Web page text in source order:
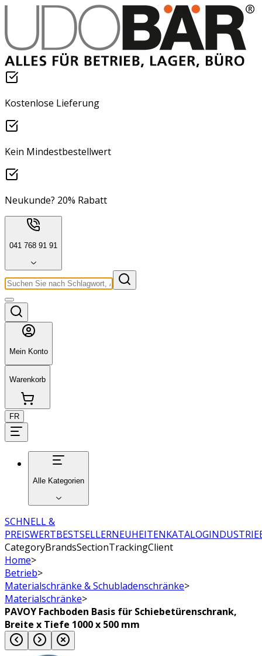
Kostenlose Lieferung
Kein Mindestbestellwert
Neukunde? 20% Rabatt
041 768 91 91
Mein Konto
Warenkorb
FR
Alle Kategorien
SCHNELL &
PREISWERTBESTSELLERNEUHEITENKATALOG
CategoryBrandsSectionTrackingClient
Home>
Betrieb>
Materialschränke & Schubladenschränke>
Materialschränke>
PAVOY Fachboden Basis für Schiebetürenschrank,
Breite x Tiefe 1000 x 500 mm